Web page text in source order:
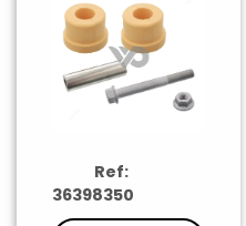
Ref:
36398350